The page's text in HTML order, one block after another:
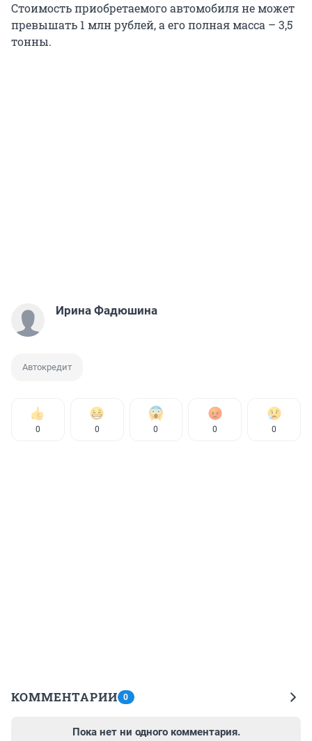
Стоимость приобретаемого автомобиля не может
превышать 1 млн рублей, а его полная масса – 3,5
тонны.
Ирина Фадюшина
Автокредит
0 0 0 0 0
КОММЕНТАРИИ 0
Пока нет ни одного комментария.